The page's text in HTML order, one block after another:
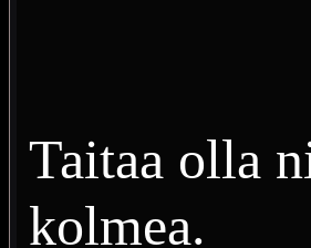
Taitaa olla
kolmea.